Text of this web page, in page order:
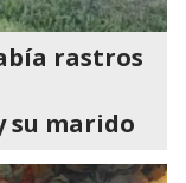
rastros
su marido